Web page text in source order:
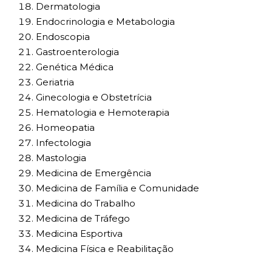
Dermatologia
Endocrinologia e Metabologia
Endoscopia
Gastroenterologia
Genética Médica
Geriatria
Ginecologia e Obstetrícia
Hematologia e Hemoterapia
Homeopatia
Infectologia
Mastologia
Medicina de Emergência
Medicina de Família e Comunidade
Medicina do Trabalho
Medicina de Tráfego
Medicina Esportiva
Medicina Física e Reabilitação